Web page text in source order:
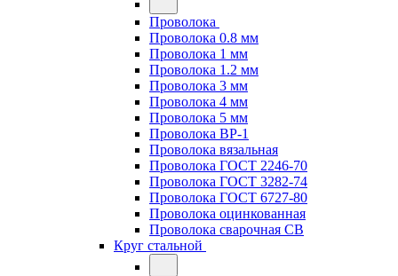
Проволока
Проволока 0.8 мм
Проволока 1 мм
Проволока 1.2 мм
Проволока 3 мм
Проволока 4 мм
Проволока 5 мм
Проволока ВР-1
Проволока вязальная
Проволока ГОСТ 2246-70
Проволока ГОСТ 3282-74
Проволока ГОСТ 6727-80
Проволока оцинкованная
Проволока сварочная СВ
Круг стальной